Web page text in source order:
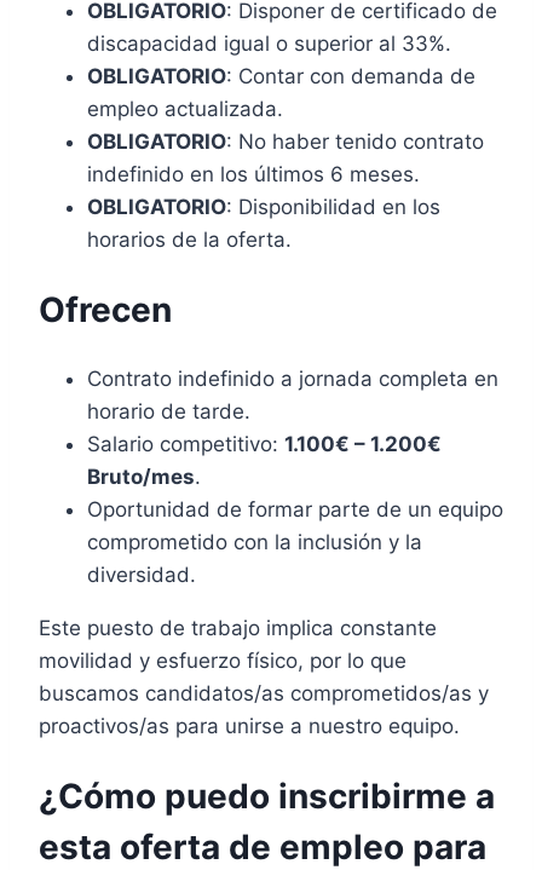
OBLIGATORIO: Disponer de certificado de
discapacidad igual o superior al 33%.
OBLIGATORIO: Contar con demanda de
empleo actualizada.
OBLIGATORIO: No haber tenido contrato
indefinido en los últimos 6 meses.
OBLIGATORIO: Disponibilidad en los
horarios de la oferta.
Ofrecen
Contrato indefinido a jornada completa en
horario de tarde.
Salario competitivo: 1.100€ – 1.200€
Bruto/mes.
Oportunidad de formar parte de un equipo
comprometido con la inclusión y la
diversidad.
Este puesto de trabajo implica constante
movilidad y esfuerzo físico, por lo que
buscamos candidatos/as comprometidos/as y
proactivos/as para unirse a nuestro equipo.
¿Cómo puedo inscribirme a
esta oferta de empleo para